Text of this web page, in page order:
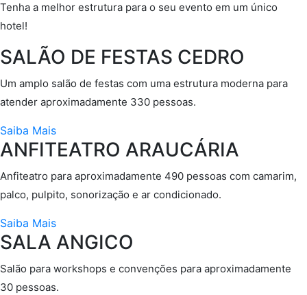
Tenha a melhor estrutura para o seu evento em um único
hotel!
SALÃO DE FESTAS CEDRO
Um amplo salão de festas com uma estrutura moderna para
atender aproximadamente 330 pessoas.
Saiba Mais
ANFITEATRO ARAUCÁRIA
Anfiteatro para aproximadamente 490 pessoas com camarim,
palco, pulpito, sonorização e ar condicionado.
Saiba Mais
SALA ANGICO
Salão para workshops e convenções para aproximadamente
30 pessoas.